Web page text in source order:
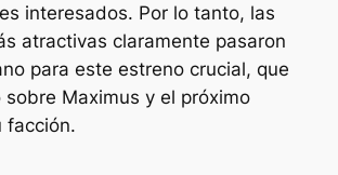
interesados. Por lo tanto, las
atractivas claramente pasaron
para este estreno crucial, que
sobre Maximus y el próximo
facción.